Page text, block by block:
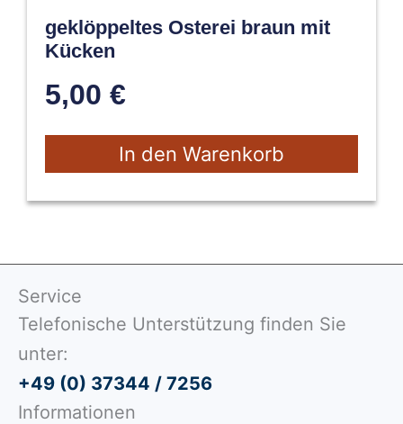
geklöppeltes Osterei braun mit
Kücken
5,00 €
In den Warenkorb
Service
Telefonische Unterstützung finden Sie
unter:
+49 (0) 37344 / 7256
Informationen